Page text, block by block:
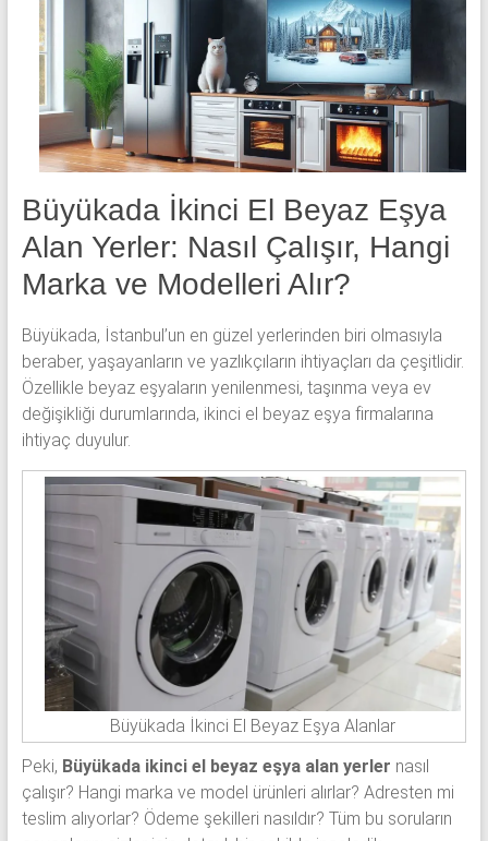
klima
kombi
alınır.
Büyükada İkinci El Beyaz Eşya
Alan Yerler: Nasıl Çalışır, Hangi
Marka ve Modelleri Alır?
Büyükada, İstanbul’un en güzel yerlerinden biri olmasıyla
beraber, yaşayanların ve yazlıkçıların ihtiyaçları da çeşitlidir.
Özellikle beyaz eşyaların yenilenmesi, taşınma veya ev
değişikliği durumlarında, ikinci el beyaz eşya firmalarına
ihtiyaç duyulur.
Büyükada İkinci El Beyaz Eşya Alanlar
Peki, Büyükada ikinci el beyaz eşya alan yerler nasıl
çalışır? Hangi marka ve model ürünleri alırlar? Adresten mi
teslim alıyorlar? Ödeme şekilleri nasıldır? Tüm bu soruların